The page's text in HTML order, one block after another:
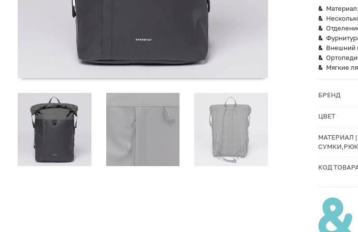
Внешний
Мягкие
БРЕНД
ЦВЕТ
МАТЕРИАЛ |
КОД